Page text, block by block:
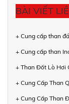
BÀI VIẾT
+ Cung cấp than
+ Cung cấp than
+ Than Đốt Lò Hơi
+ Cung Cấp Than
+ Cung Cấp Than